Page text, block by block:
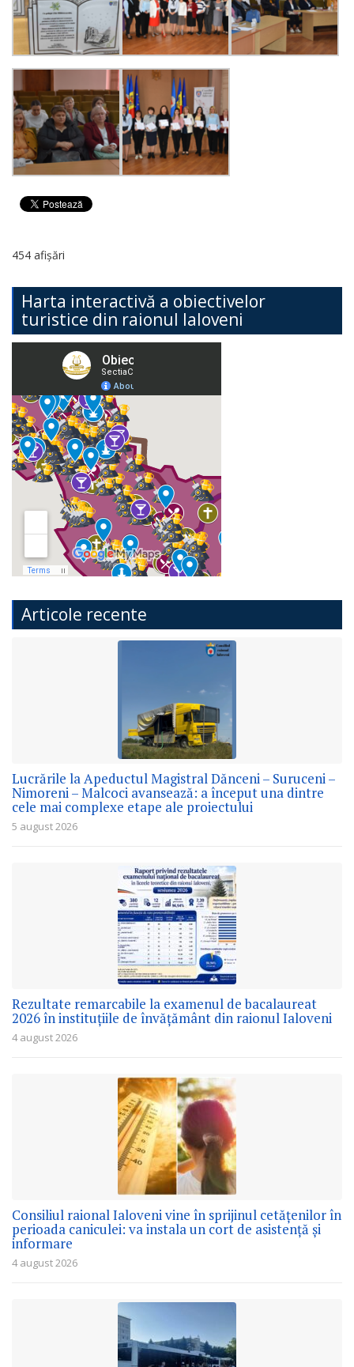
454 afișări
Harta interactivă a obiectivelor
turistice din raionul Ialoveni
Articole recente
Lucrările la Apeductul Magistral Dănceni – Suruceni –
Nimoreni – Malcoci avansează: a început una dintre
cele mai complexe etape ale proiectului
5 august 2026
Rezultate remarcabile la examenul de bacalaureat
2026 în instituțiile de învățământ din raionul Ialoveni
4 august 2026
Consiliul raional Ialoveni vine în sprijinul cetățenilor în
perioada caniculei: va instala un cort de asistență și
informare
4 august 2026